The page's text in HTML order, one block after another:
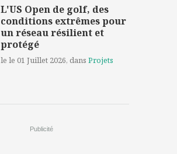
L'US Open de golf, des
conditions extrêmes pour
un réseau résilient et
protégé
le le 01 Juillet 2026, dans Projets
Publicité